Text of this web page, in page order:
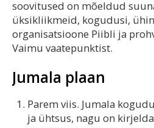
soovitused on mõeldud
üksikliikmeid, kogudusi,
organisatsioone Piibli ja
Vaimu vaatepunktist.
Jumala plaan
Parem viis. Jumala
ja ühtsus, nagu on